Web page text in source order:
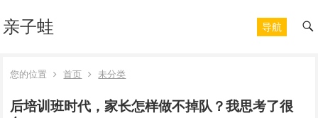
亲子蛙 导航
您的位置 首页 未分类
后培训班时代，家长怎样做不掉队？我思考了很